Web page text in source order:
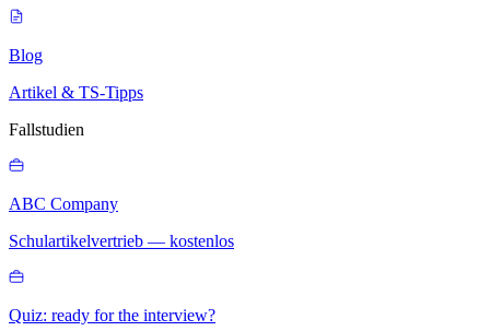
Blog
Artikel & TS-Tipps
Fallstudien
ABC Company
Schulartikelvertrieb — kostenlos
Quiz: ready for the interview?